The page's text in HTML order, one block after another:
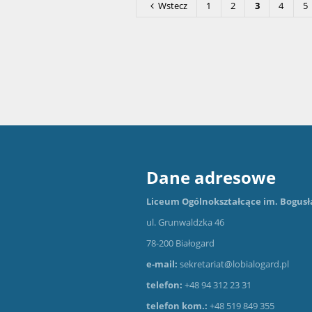
Wstecz 1 2 3 4 5
Dane adresowe
Liceum Ogólnokształcące im.
ul. Grunwaldzka 46
78-200 Białogard
e-mail: sekretariat@lobialogard.pl
telefon: +48 94 312 23 31
telefon kom.:+48 519 849 355